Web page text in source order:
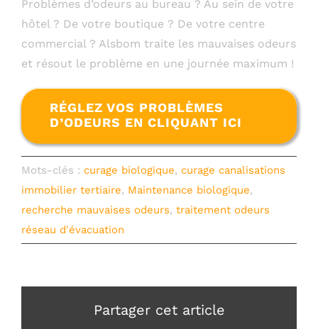
Problèmes d’odeurs au bureau ? Au sein de votre
hôtel ? De votre boutique ? De votre centre
commercial ? Alsbom traite les mauvaises odeurs
et résout le problème en une journée maximum !
RÉGLEZ VOS PROBLÈMES
D’ODEURS EN CLIQUANT ICI
Mots-clés : curage biologique, curage canalisations
immobilier tertiaire, Maintenance biologique,
recherche mauvaises odeurs, traitement odeurs
réseau d'évacuation
Partager cet article